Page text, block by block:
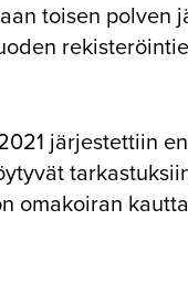
toisen polven
järjestettiin
omakoiran